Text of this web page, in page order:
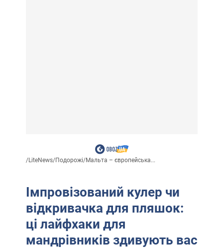
/LiteNews/Подорожі/Мальта – європейська...
Імпровізований кулер чи
відкривачка для пляшок:
ці лайфхаки для
мандрівників здивують вас